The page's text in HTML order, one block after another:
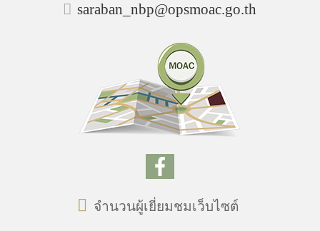
saraban_nbp@opsmoac.go.th
จำนวนผู้เยี่ยมชมเว็บไซต์